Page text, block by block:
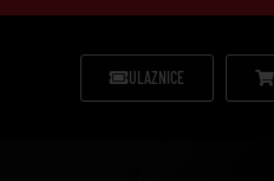
ULAZNICE